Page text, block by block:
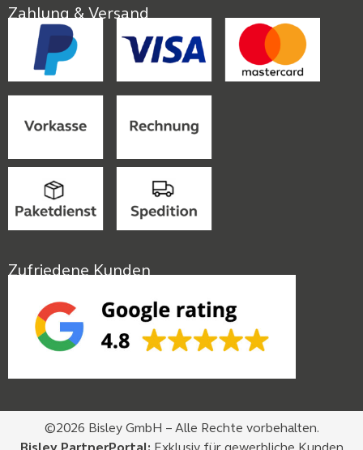
Zahlung & Versand
Zufriedene Kunden
©2026 Bisley GmbH – Alle Rechte vorbehalten.